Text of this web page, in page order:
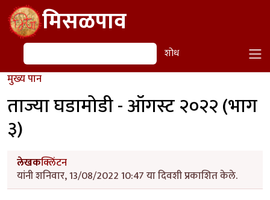
Skip to main contentमिसळपाव
शोध शोध
मुख्य पान
ताज्या घडामोडी - ऑगस्ट २०२२ (भाग
३)
लेखकक्लिंटन
यांनी शनिवार, 13/08/2022 10:47 या दिवशी प्रकाशित केले.